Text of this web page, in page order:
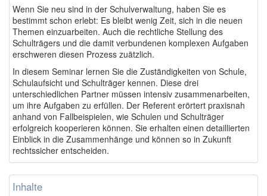
Wenn Sie neu sind in der Schulverwaltung, haben Sie es
bestimmt schon erlebt: Es bleibt wenig Zeit, sich in die neuen
Themen einzuarbeiten. Auch die rechtliche Stellung des
Schulträgers und die damit verbundenen komplexen Aufgaben
erschweren diesen Prozess zuätzlich.
In diesem Seminar lernen Sie die Zuständigkeiten von Schule,
Schulaufsicht und Schulträger kennen. Diese drei
unterschiedlichen Partner müssen intensiv zusammenarbeiten,
um ihre Aufgaben zu erfüllen. Der Referent erörtert praxisnah
anhand von Fallbeispielen, wie Schulen und Schulträger
erfolgreich kooperieren können. Sie erhalten einen detaillierten
Einblick in die Zusammenhänge und können so in Zukunft
rechtssicher entscheiden.
Inhalte